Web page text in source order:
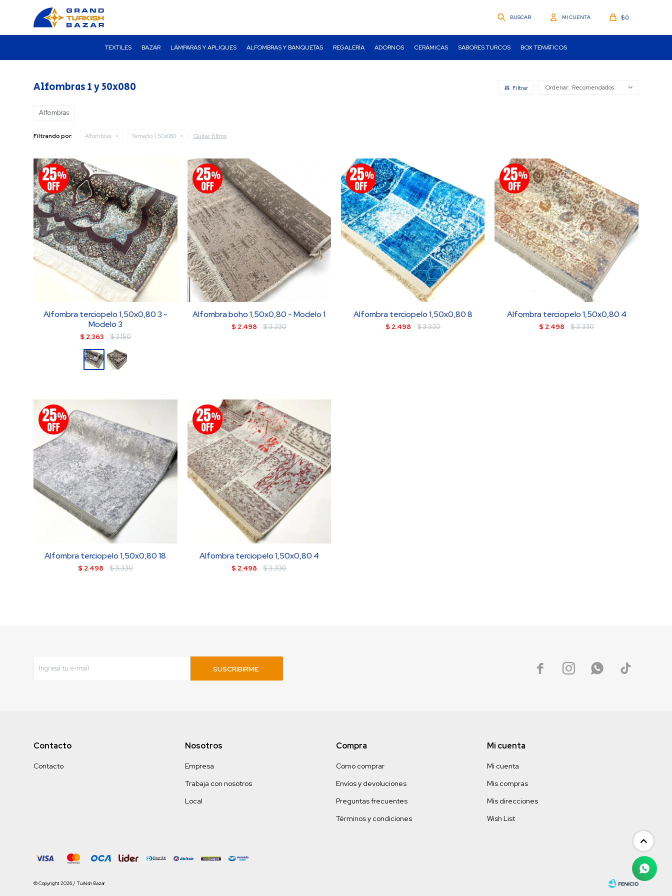
TEXTILES BAZAR LÁMPARAS Y APLIQUES ALFOMBRAS Y BANQUETAS REGALERÍA ADORNOS CERÁMICAS SABORES TURCOS BOX TEMÁTICOS
$0
Alfombras 1 y 50x080 Recomendados
Alfombras
Filtrando por: Alfombras Tamaño: 1,50x080 Quitar filtros
Alfombra terciopelo 1,50x0,80 3 -
Modelo 3
$ 2.363 $3.150
Alfombra boho 1,50x0,80 - Modelo 1
$ 2.498 $3.330
Alfombra terciopelo 1,50x0,80 8
$ 2.498 $3.330
Alfombra terciopelo 1,50x0,80 4
$ 2.498 $3.330
Alfombra terciopelo 1,50x0,80 18
$ 2.498 $3.330
Alfombra terciopelo 1,50x0,80 4
$ 2.498 $3.330
SUSCRIBIRME    
Contacto
Contacto
Nosotros
Empresa
Trabaja con nosotros
Local
Compra
Como comprar
Envíos y devoluciones
Preguntas frecuentes
Términos y condiciones
Mi cuenta
Mi cuenta
Mis compras
Mis direcciones
Wish List
© Copyright 2026 / Turkish Bazar